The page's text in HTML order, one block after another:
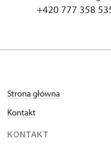
+420 777 358
Strona główna
Kontakt
KONTAKT